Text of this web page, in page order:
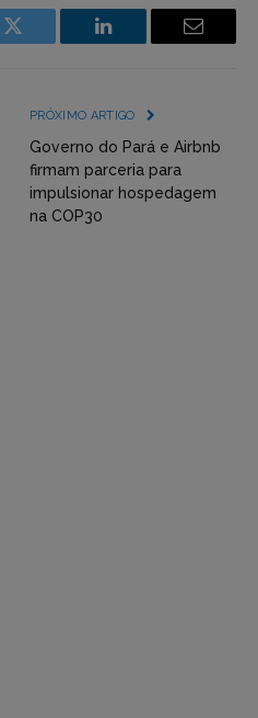
Incorpore
(YouTube,
Twitter,
Flickr
etc)
LinkedIn Email
PRÓXIMO ARTIGO
Governo do Pará e Airbnb
firmam parceria para
impulsionar hospedagem
na COP30